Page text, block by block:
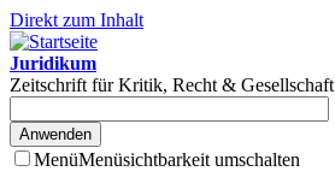
Direkt zum Inhalt
Juridikum
Zeitschrift für Kritik, Recht & Gesellschaft
MenüMenüsichtbarkeit umschalten